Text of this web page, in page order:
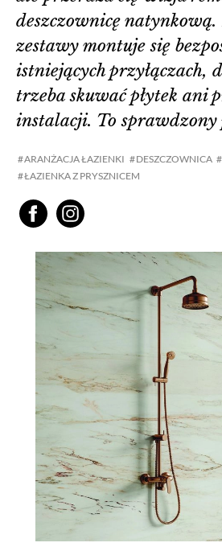
ARANŻACJA ŁAZIENKI DESZCZOWNICA
ŁAZIENKA Z PRYSZNICEM
deszczownicę natynkową.
zestawy montuje się
istniejących przyłączach,
trzeba skuwać płytek ani
instalacji. To